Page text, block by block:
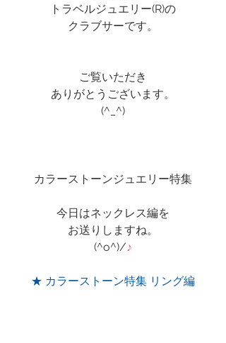
トラベルジュエリー(R)の
クラブサーです。
ご覧いただき
ありがとうございます。
(^_^)
カラーストーンジュエリー特集
今日はネックレス編を
お送りしますね。
(^o^)/♪
★ カラーストーン特集 リング編